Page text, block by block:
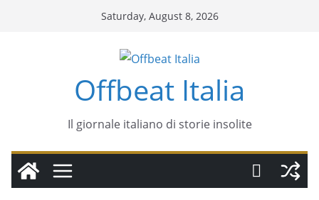
Saturday, August 8, 2026
Offbeat Italia
Il giornale italiano di storie insolite